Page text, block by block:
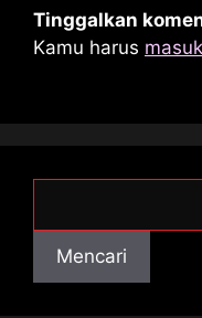
Tinggalkan
Kamu harus masuk
Mencari